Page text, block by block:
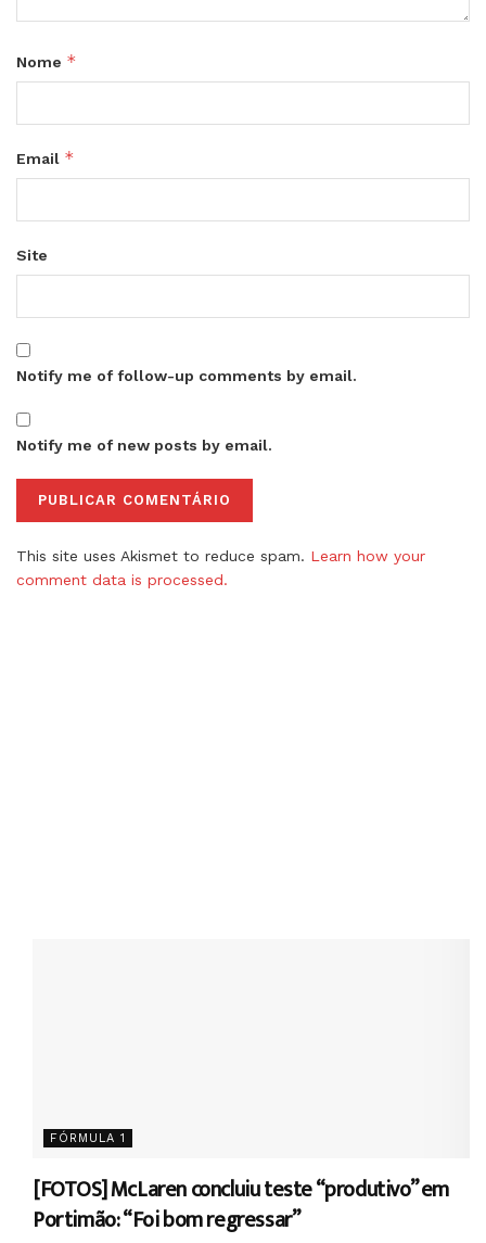
Nome *
Email *
Site
Notify me of follow-up comments by email.
Notify me of new posts by email.
This site uses Akismet to reduce spam. Learn how your
comment data is processed.
FÓRMULA 1
[FOTOS] McLaren concluiu teste “produtivo” em
Portimão: “Foi bom regressar”